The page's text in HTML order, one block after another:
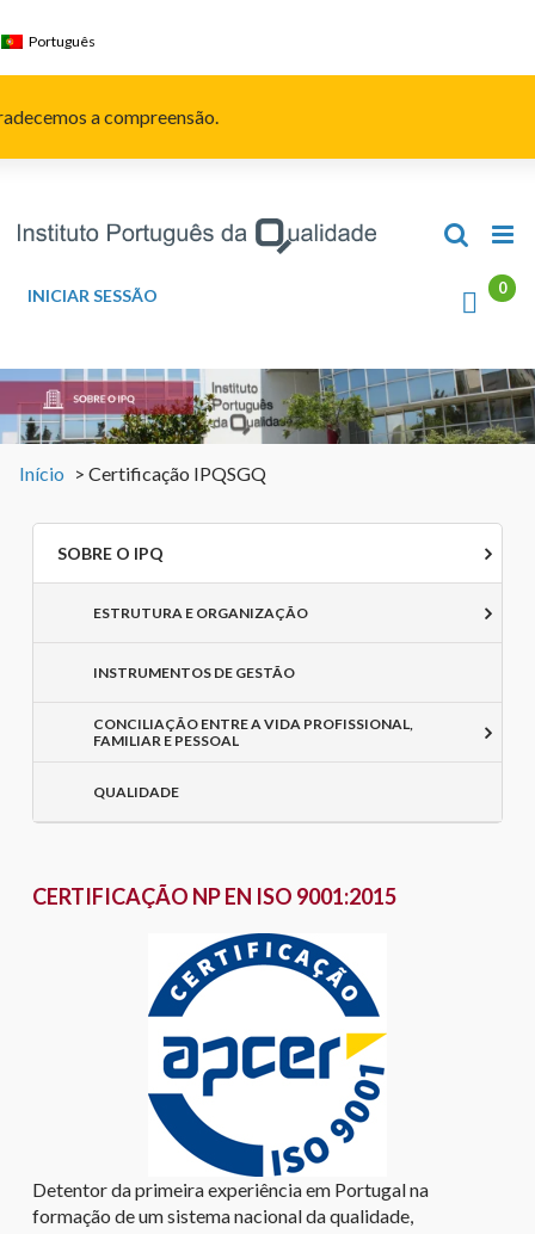
to
Português
a compreensão.
INICIAR SESSÃO
Início > Certificação IPQSGQ
SOBRE O IPQ
ESTRUTURA E ORGANIZAÇÃO
INSTRUMENTOS DE GESTÃO
CONCILIAÇÃO ENTRE A VIDA PROFISSIONAL,
FAMILIAR E PESSOAL
QUALIDADE
CERTIFICAÇÃO NP EN ISO 9001:2015
Detentor da primeira experiência em Portugal na
formação de um sistema nacional da qualidade,